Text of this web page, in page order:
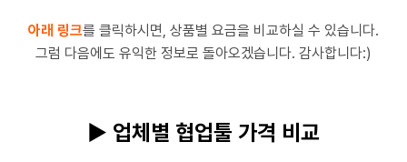
아래 링크를 클릭하시면, 상품별 요금을 비교하실 수 있습니다.
그럼 다음에도 유익한 정보로 돌아오겠습니다. 감사합니다:)
▶ 업체별 협업툴 가격 비교